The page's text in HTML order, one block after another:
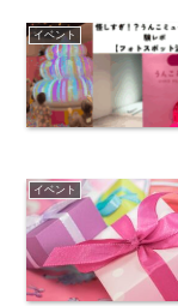
イベント
イベント